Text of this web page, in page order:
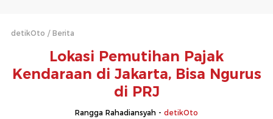
detikOto Berita
Lokasi Pemutihan Pajak
Kendaraan di Jakarta, Bisa Ngurus
di PRJ
Rangga Rahadiansyah - detikOto